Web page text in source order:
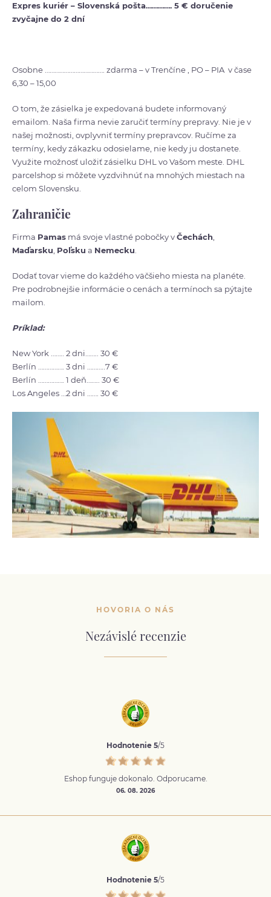
Expres kuriér – Slovenská pošta…………. 5 € doručenie
zvyčajne do 2 dní
Osobne ………………………………. zdarma – v Trenčíne , PO – PIA v čase
6,30 – 15,00
O tom, že zásielka je expedovaná budete informovaný
emailom. Naša firma nevie zaručiť termíny prepravy. Nie je v
našej možnosti, ovplyvniť termíny prepravcov. Ručíme za
termíny, kedy zákazku odosielame, nie kedy ju dostanete.
Využite možnosť uložiť zásielku DHL vo Vašom meste. DHL
parcelshop si môžete vyzdvihnúť na mnohých miestach na
celom Slovensku.
Zahraničie
Firma Pamas má svoje vlastné pobočky vČechách,
Maďarsku, Poľsku a Nemecku.
Dodať tovar vieme do každého väčšieho miesta na planéte.
Pre podrobnejšie informácie o cenách a termínoch sa pýtajte
mailom.
Príklad:
New York …….. 2 dni…….. 30 €
Berlín ……………. 3 dni ………..7 €
Berlín ……………. 1 deň…….. 30 €
Los Angeles …2 dni ……. 30 €
HOVORIA O NÁS
Nezávislé recenzie
Hodnotenie 5/5
Eshop funguje dokonalo. Odporucame.
06. 08. 2026
Hodnotenie 5/5